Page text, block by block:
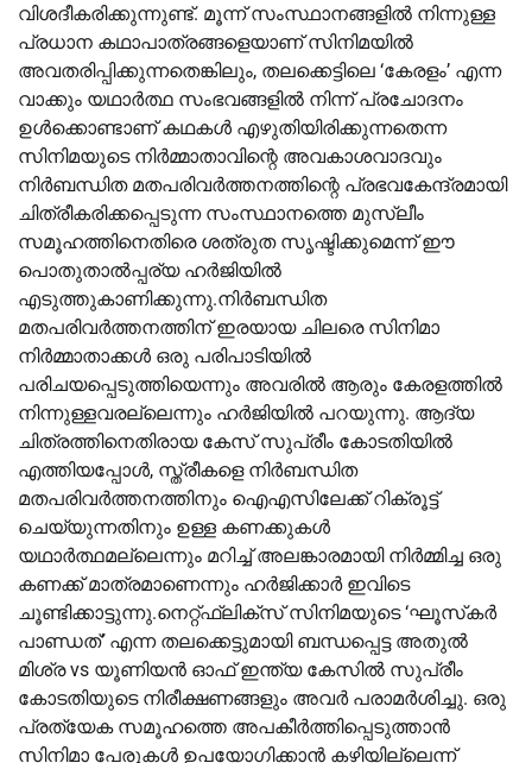
വിശദീകരിക്കുന്നുണ്ട്. മൂന്ന് സംസ്ഥാനങ്ങളിൽ നിന്നുള്ള
പ്രധാന കഥാപാത്രങ്ങളെയാണ് സിനിമയിൽ
അവതരിപ്പിക്കുന്നതെങ്കിലും, തലക്കെട്ടിലെ ‘കേരളം’ എന്ന
വാക്കും യഥാർത്ഥ സംഭവങ്ങളിൽ നിന്ന് പ്രചോദനം
ഉൾക്കൊണ്ടാണ് കഥകൾ എഴുതിയിരിക്കുന്നതെന്ന
സിനിമയുടെ നിർമ്മാതാവിന്റെ അവകാശവാദവും
നിർബന്ധിത മതപരിവർത്തനത്തിന്റെ പ്രഭവകേന്ദ്രമായി
ചിത്രീകരിക്കപ്പെടുന്ന സംസ്ഥാനത്തെ മുസ്ലീം
സമൂഹത്തിനെതിരെ ശത്രുത സൃഷ്ടിക്കുമെന്ന് ഈ
പൊതുതാൽപ്പര്യ ഹർജിയിൽ
എടുത്തുകാണിക്കുന്നു.നിര്‍ബന്ധിത
മതപരിവര്‍ത്തനത്തിന് ഇരയായ ചിലരെ സിനിമാ
നിര്‍മ്മാതാക്കള്‍ ഒരു പരിപാടിയില്‍
പരിചയപ്പെടുത്തിയെന്നും അവരില്‍ ആരും കേരളത്തില്‍
നിന്നുള്ളവരല്ലെന്നും ഹര്‍ജിയില്‍ പറയുന്നു. ആദ്യ
ചിത്രത്തിനെതിരായ കേസ് സുപ്രീം കോടതിയില്‍
എത്തിയപ്പോള്‍, സ്ത്രീകളെ നിര്‍ബന്ധിത
മതപരിവര്‍ത്തനത്തിനും ഐഎസിലേക്ക് റിക്രൂട്ട്
ചെയ്യുന്നതിനും ഉള്ള കണക്കുകള്‍
യഥാര്‍ത്ഥമല്ലെന്നും മറിച്ച് അലങ്കാരമായി നിര്‍മ്മിച്ച ഒരു
കണക്ക് മാത്രമാണെന്നും ഹര്‍ജിക്കാര്‍ ഇവിടെ
ചൂണ്ടിക്കാട്ടുന്നു.നെറ്റ്ഫ്ലിക്സ് സിനിമയുടെ ‘ഘൂസ്‌കർ
പാണ്ഡത്’ എന്ന തലക്കെട്ടുമായി ബന്ധപ്പെട്ട അതുൽ
മിശ്ര vs യൂണിയൻ ഓഫ് ഇന്ത്യ കേസിൽ സുപ്രീം
കോടതിയുടെ നിരീക്ഷണങ്ങളും അവർ പരാമർശിച്ചു. ഒരു
പ്രത്യേക സമൂഹത്തെ അപകീര്‍ത്തിപ്പെടുത്താൻ
സിനിമാ പേരുകൾ ഉപയോഗിക്കാൻ കഴിയില്ലെന്ന്